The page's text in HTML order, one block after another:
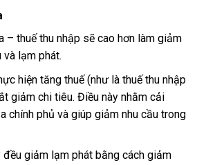
– thuế thu nhập sẽ cao hơn làm giảm
lạm phát.
hiện tăng thuế (như là thuế thu nhập
giảm chi tiêu. Điều này nhằm cải
chính phủ và giúp giảm nhu cầu trong
đều giảm lạm phát bằng cách giảm